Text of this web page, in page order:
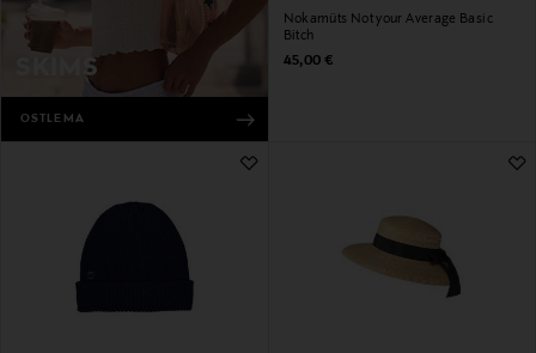
SKIMS
OSTLEMA
Nokamüts Not your Average Basic
Bitch
Original Price
45,00 €